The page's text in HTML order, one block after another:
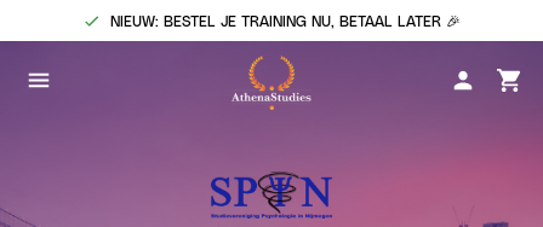
NIEUW: BESTEL JE TRAINING NU, BETAAL LATER 🎉